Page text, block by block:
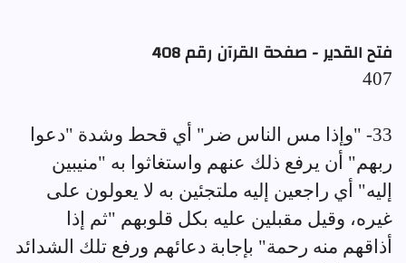
فتح القدير - صفحة القرآن رقم 408
407
33- "وإذا مس الناس ضر" أي قحط وشدة "دعوا
ربهم" أن يرفع ذلك عنهم واستغاثوا به "منيبين
إليه" أي راجعين إليه ملتجئين به لا يعولون على
غيره، وقيل مقبلين عليه بكل قلوبهم "ثم إذا
أذاقهم منه رحمة" بإجابة دعائهم ورفع تلك الشدائد